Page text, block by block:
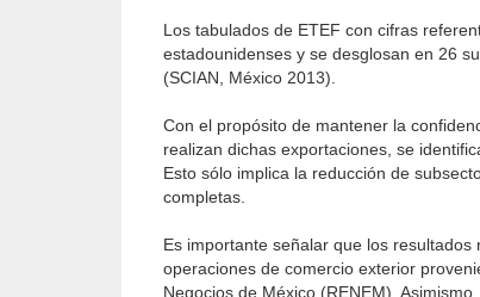
Los tabulados de ETEF con cifras
estadounidenses y se desglosan en 26
(SCIAN, México 2013).
Con el propósito de mantener la
realizan dichas exportaciones, se
Esto sólo implica la reducción de
completas.
Es importante señalar que los
operaciones de comercio exterior
Negocios de México (RENEM).